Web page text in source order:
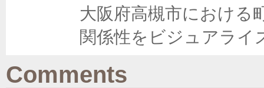
大阪府高槻市における
関係性をビジュアライ
Comments